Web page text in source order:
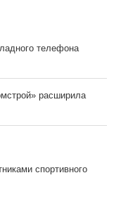
телефона
расширила
спортивного